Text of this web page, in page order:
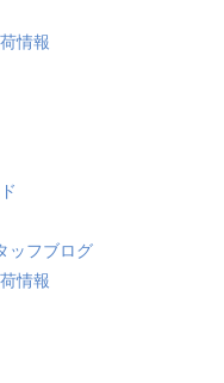
情報
ッフブログ
情報